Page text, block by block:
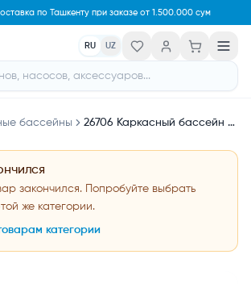
по Ташкенту при заказе от 1.500.000 сум
RU UZ
бассейны 26706 Каркасный бассейн Prism Frame 305х99см, фильтр-насос, лестница
закончился. Попробуйте выбрать
же категории.
категории